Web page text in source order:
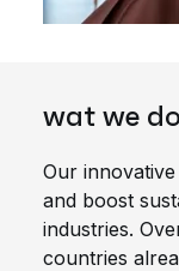
wat we
Our
and boost
industries.
countries